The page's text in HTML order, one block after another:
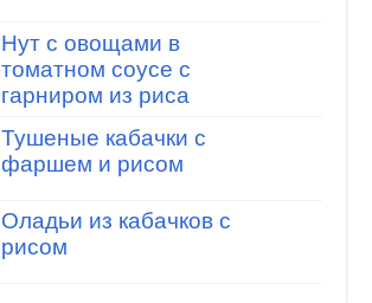
Нут с овощами в
томатном соусе с
гарниром из риса
Тушеные кабачки с
фаршем и рисом
Оладьи из кабачков с
рисом